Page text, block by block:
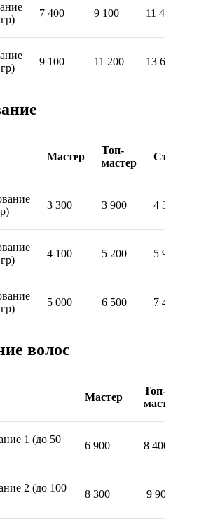
7 400 9 100 11 400
9 100 11 200 13 600
Мастер
Топ-
мастер
Стилист
3 300 3 900 4 300
4 100 5 200 5 900
5 000 6 500 7 400
волос
Мастер
Топ-
мастер
1 (до 50
6 900 8 400
2 (до 100
8 300 9 900